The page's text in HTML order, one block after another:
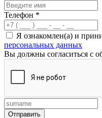
Телефон *
Я ознакомлен(а) и
персональных данных
Вы должны согласиться с